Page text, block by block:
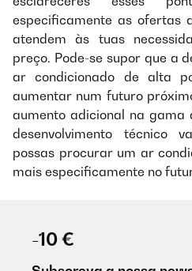
especificamente as ofertas
atendem às tuas
preço. Pode-se supor que a
ar condicionado de alta
aumentar num futuro
aumento adicional na gama
desenvolvimento técnico
possas procurar um ar
mais especificamente no
-10 €